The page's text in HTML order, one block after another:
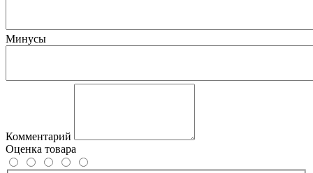
Минусы
Комментарий
Оценка товара